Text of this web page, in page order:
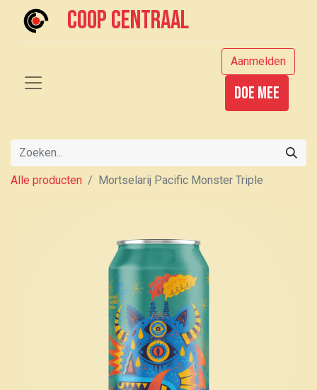
Coop centraal
Aanmelden
Doe mee
Alle producten Mortselarij Pacific Monster Triple